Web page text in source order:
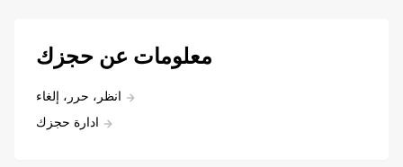
معلومات عن حجزك
انظر، حرر، إلغاء
ادارة حجزك